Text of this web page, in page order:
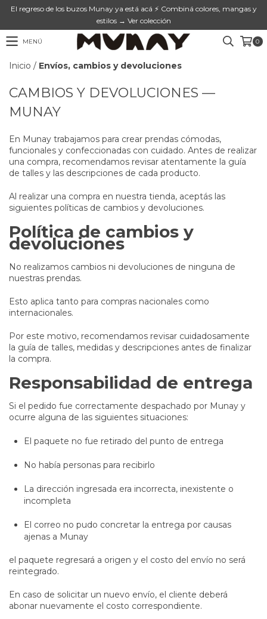
El regreso de los buzos Munay ya está acá ⚡ Combiná colores, mangas y
estilos → Ver colección
MENÚ 0
Inicio / Envíos, cambios y devoluciones
CAMBIOS Y DEVOLUCIONES —
MUNAY
En Munay trabajamos para crear prendas cómodas,
funcionales y confeccionadas con cuidado. Antes de realizar
una compra, recomendamos revisar atentamente la guía
de talles y las descripciones de cada producto.
Al realizar una compra en nuestra tienda, aceptás las
siguientes políticas de cambios y devoluciones.
Política de cambios y
devoluciones
No realizamos cambios ni devoluciones de ninguna de
nuestras prendas.
Esto aplica tanto para compras nacionales como
internacionales.
Por este motivo, recomendamos revisar cuidadosamente
la guía de talles, medidas y descripciones antes de finalizar
la compra.
Responsabilidad de entrega
Si el pedido fue correctamente despachado por Munay y
ocurre alguna de las siguientes situaciones:
El paquete no fue retirado del punto de entrega
No había personas para recibirlo
La dirección ingresada era incorrecta, inexistente o
incompleta
El correo no pudo concretar la entrega por causas
ajenas a Munay
el paquete regresará a origen y el costo del envío no será
reintegrado.
En caso de solicitar un nuevo envío, el cliente deberá
abonar nuevamente el costo correspondiente.